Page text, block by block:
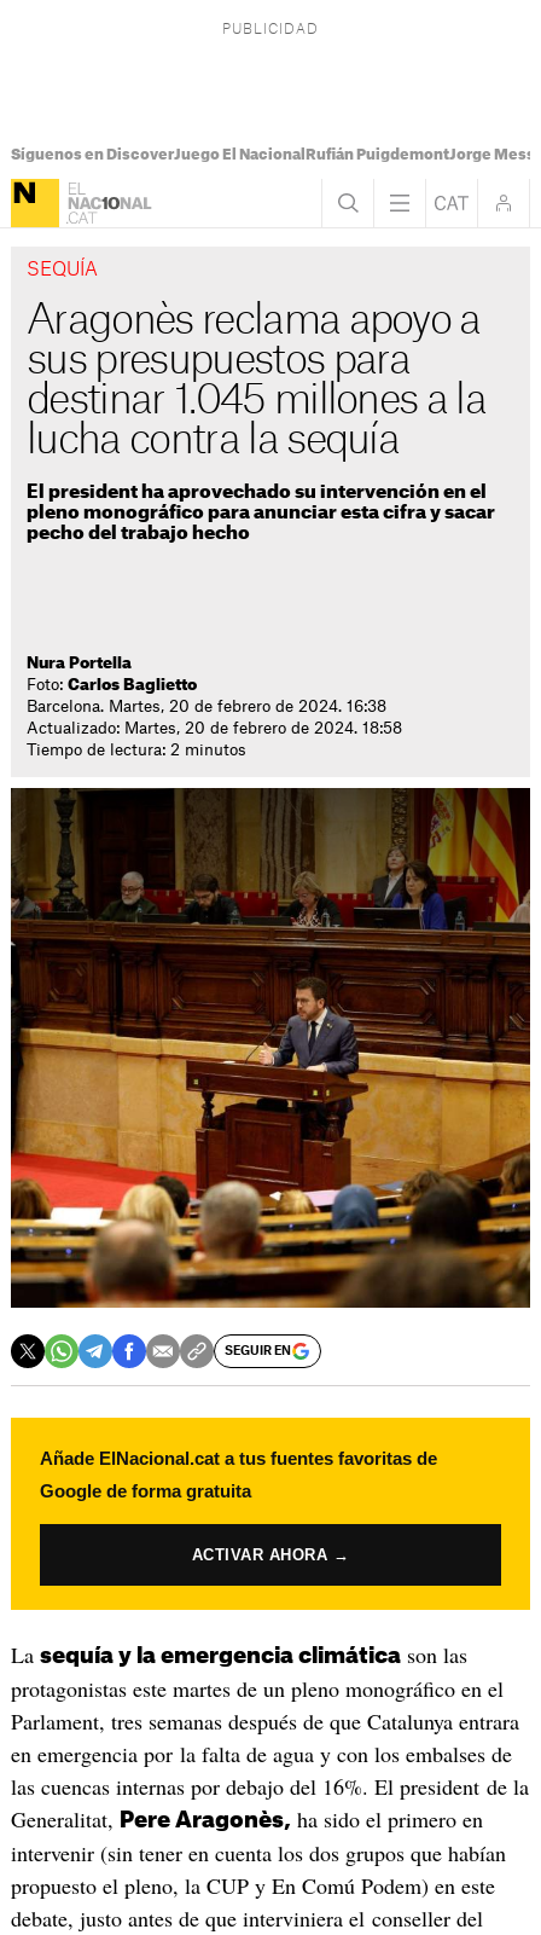
Síguenos en DiscoverJuego El Nacional Rufián PuigdemontJorge Messi
SEQUÍA
Aragonès reclama apoyo a
sus presupuestos para
destinar 1.045 millones a la
lucha contra la sequía
El president ha aprovechado su intervención en el
pleno monográfico para anunciar esta cifra y sacar
pecho del trabajo hecho
Nura Portella
Foto:Carlos Baglietto
Barcelona. Martes, 20 de febrero de 2024. 16:38
Actualizado: Martes, 20 de febrero de 2024. 18:58
Tiempo de lectura: 2 minutos
SEGUIR EN
Añade ElNacional.cat a tus fuentes favoritas de
Google de forma gratuita
ACTIVAR AHORA →
La sequía y la emergencia climáticason las
protagonistas este martes de un pleno monográfico en el
Parlament, tres semanas después de que Catalunya entrara
en emergencia por la falta de agua y con los embalses de
las cuencas internas por debajo del 16%. El president de la
Generalitat, Pere Aragonès, ha sido el primero en
intervenir (sin tener en cuenta los dos grupos que habían
propuesto el pleno, la CUP y En Comú Podem) en este
debate, justo antes de que interviniera el conseller del